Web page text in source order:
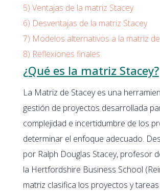
5) Ventajas de la matriz Stacey
6) Desventajas de la matriz Stacey
7) Modelos alternativos a la matriz
8) Reflexiones finales
¿Qué es la matriz Stacey?
La Matriz de Stacey es una
gestión de proyectos desarrollada
complejidad e incertidumbre de los
determinar el enfoque adecuado.
por Ralph Douglas Stacey, profesor
la Hertfordshire Business School
matriz clasifica los proyectos y